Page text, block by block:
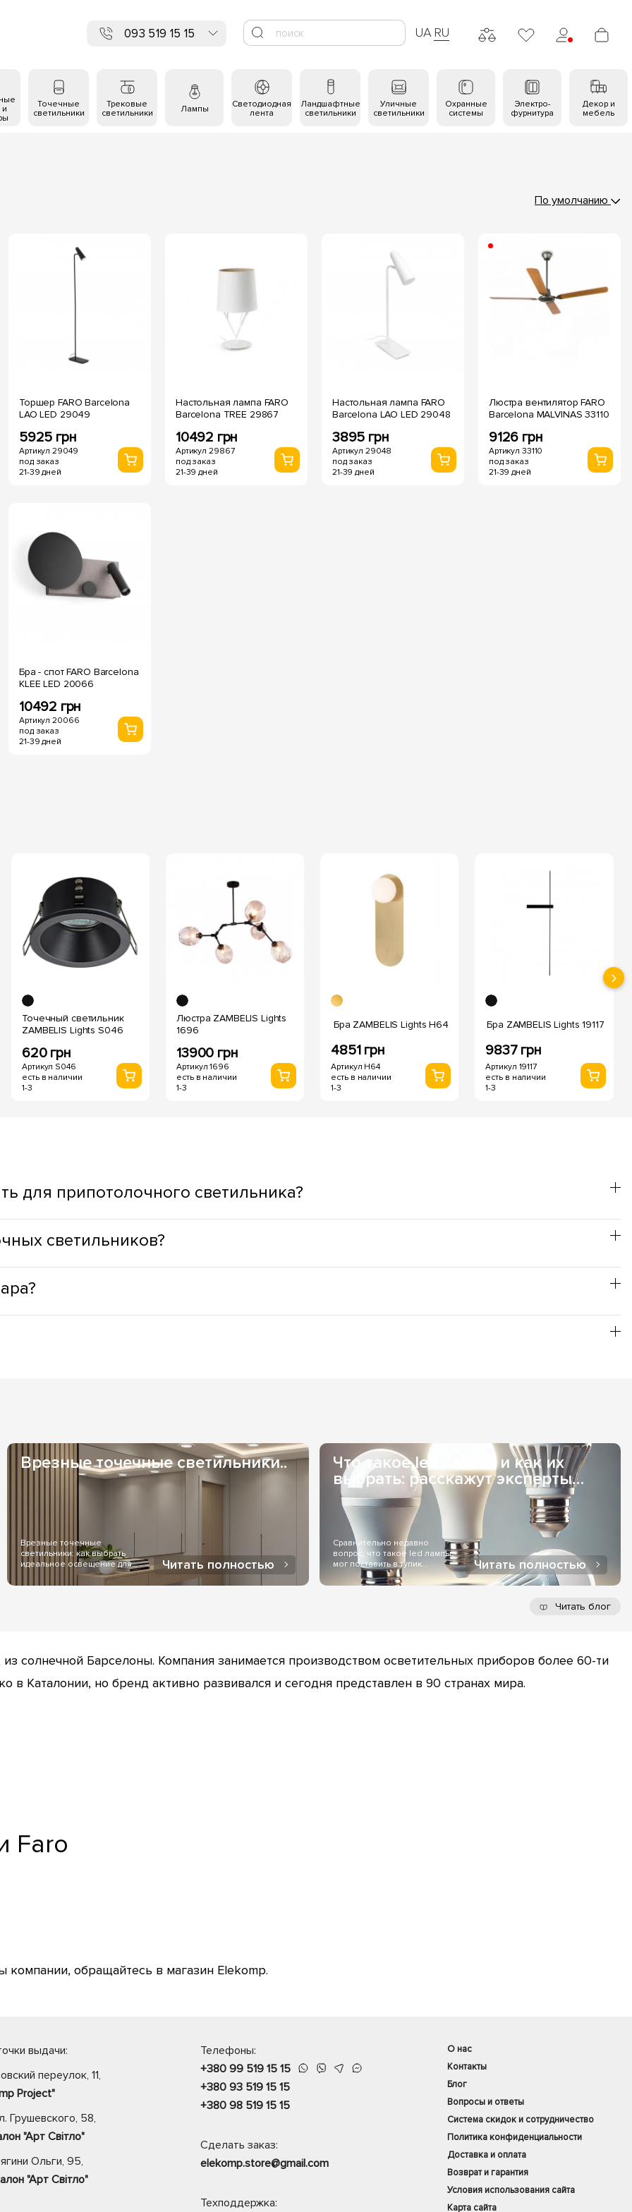
093 519 15 15 UA RU
Точечные
светильники
Трековые
светильники
Лампы
Светодиодная
лента
Ландшафтные
светильники
Уличные
светильники
Охранные
системы
Электро-
фурнитура
Декор и
мебель
По умолчанию
Торшер FARO Barcelona
LAO LED 29049
5925 грн
Артикул 29049
под заказ
21-39 дней
Настольная лампа FARO
Barcelona TREE 29867
10492 грн
Артикул 29867
под заказ
21-39 дней
Настольная лампа FARO
Barcelona LAO LED 29048
3895 грн
Артикул 29048
под заказ
21-39 дней
Люстра вентилятор FARO
Barcelona MALVINAS 33110
9126 грн
Артикул 33110
под заказ
21-39 дней
Бра - спот FARO Barcelona
KLEE LED 20066
10492 грн
Артикул 20066
под заказ
21-39 дней
Точечный светильник
ZAMBELIS Lights S046
620 грн
Артикул S046
есть в наличии
1-3
Люстра ZAMBELIS Lights
1696
13900 грн
Артикул 1696
есть в наличии
1-3
Бра ZAMBELIS Lights H64
4851 грн
Артикул H64
есть в наличии
1-3
Бра ZAMBELIS Lights 19117
9837 грн
Артикул 19117
есть в наличии
1-3
›
для припотолочного светильника?
оттенок света, а для ступенек, окон, зеркал, зон приготовления пищи - нейтральный.
светильников?
светильники лишены опасных веществ, в своей конструкции, и не нуждаются в специальной утилизации, что
светильники с LED позволяют выбрать практически любой необходимый Вам оттенок свечения, из товарной
свечения самостоятельно.
3 дня и зависят от Вашего местоположения. Если же товар заказывать для Вас индивидуально, то сроки поставки
Врезные точечные светильники..
Врезные точечные
светильники: как выбрать
идеальное освещение для
Читать полностью
Что такое led лампы и как их
выбрать: расскажут эксперты
Elekomp..
Сравнительно недавно
вопрос, что такое led лампы,
мог поставить в тупик
большинство людей...
Читать полностью
Читать блог
солнечной Барселоны. Компания занимается производством осветительных приборов более 60-ти
в Каталонии, но бренд активно развивался и сегодня представлен в 90 странах мира.
Faro
компании, обращайтесь в магазин Elekomp.
выдачи:
переулок, 11,
Project"
Грушевского, 58,
"Арт Світло"
Ольги, 95,
"Арт Світло"
Телефоны:
+380 99 519 15 15
+380 93 519 15 15
+380 98 519 15 15
Сделать заказ:
elekomp.store@gmail.com
Техподдержка:
О нас
Контакты
Блог
Вопросы и ответы
Система скидок и сотрудничество
Политика конфиденциальности
Доставка и оплата
Возврат и гарантия
Условия использования сайта
Карта сайта